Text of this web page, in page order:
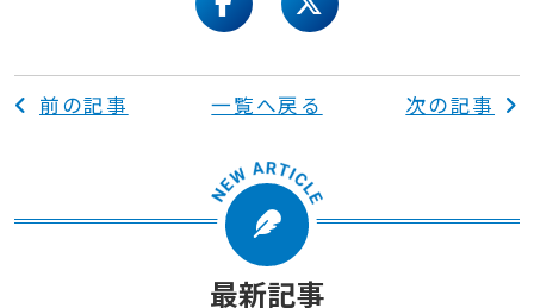
facebooktwitter
前の記事 一覧へ戻る 次の記事
最新記事